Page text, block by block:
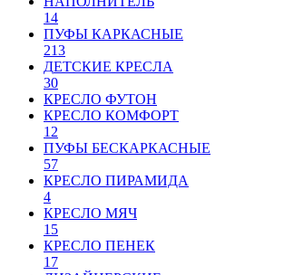
14
ПУФЫ КАРКАСНЫЕ
213
ДЕТСКИЕ КРЕСЛА
30
КРЕСЛО ФУТОН
КРЕСЛО КОМФОРТ
12
ПУФЫ БЕСКАРКАСНЫЕ
57
КРЕСЛО ПИРАМИДА
4
КРЕСЛО МЯЧ
15
КРЕСЛО ПЕНЕК
17